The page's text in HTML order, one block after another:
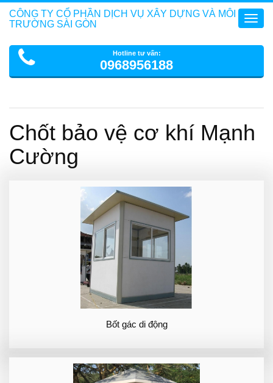
CÔNG TY CỔ PHẦN DỊCH VỤ XÂY DỰNG VÀ MÔI
TRƯỜNG SÀI GÒN
Hotline tư vấn:
0968956188
Chốt bảo vệ cơ khí Mạnh
Cường
Bốt gác di động